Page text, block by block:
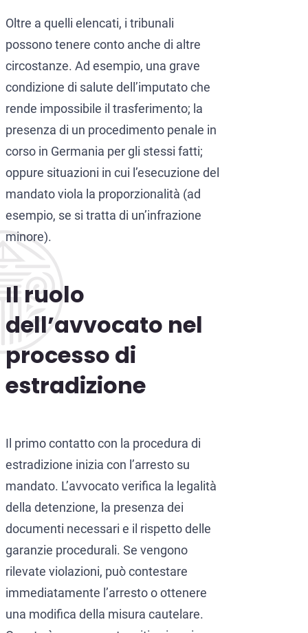
Oltre a quelli elencati, i tribunali
possono tenere conto anche di altre
circostanze. Ad esempio, una grave
condizione di salute dell’imputato che
rende impossibile il trasferimento; la
presenza di un procedimento penale in
corso in Germania per gli stessi fatti;
oppure situazioni in cui l’esecuzione del
mandato viola la proporzionalità (ad
esempio, se si tratta di un’infrazione
minore).
Il ruolo
dell’avvocato nel
processo di
estradizione
Il primo contatto con la procedura di
estradizione inizia con l’arresto su
mandato. L’avvocato verifica la legalità
della detenzione, la presenza dei
documenti necessari e il rispetto delle
garanzie procedurali. Se vengono
rilevate violazioni, può contestare
immediatamente l’arresto o ottenere
una modifica della misura cautelare.